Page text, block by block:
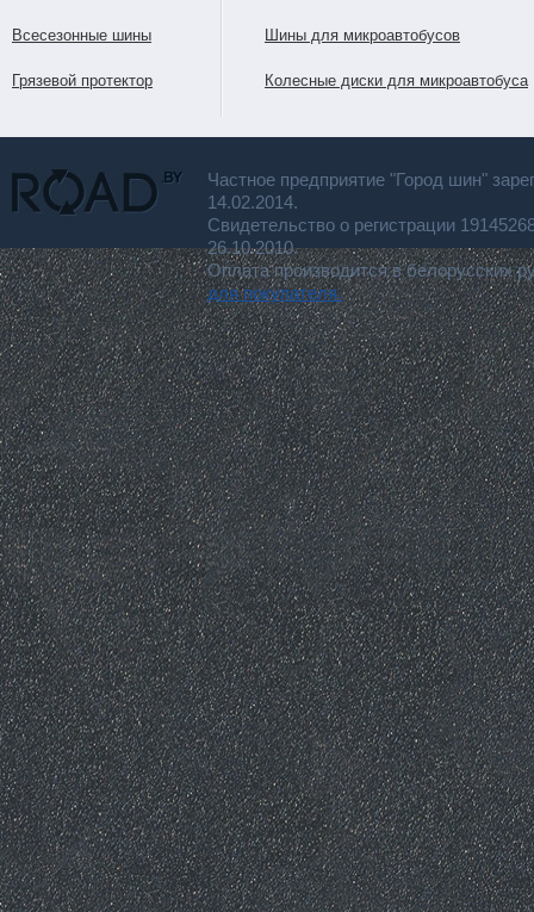
Всесезонные шины
Грязевой протектор
Шины для микроавтобусов
Колесные диски для микроавтобуса
Частное предприятие "Город шин"
14.02.2014.
Свидетельство о регистрации
26.10.2010.
Оплата производится в белорусских
для покупателя.